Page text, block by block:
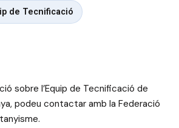
de Tecnificació
sobre l’Equip de Tecnificació de
podeu contactar amb la Federació